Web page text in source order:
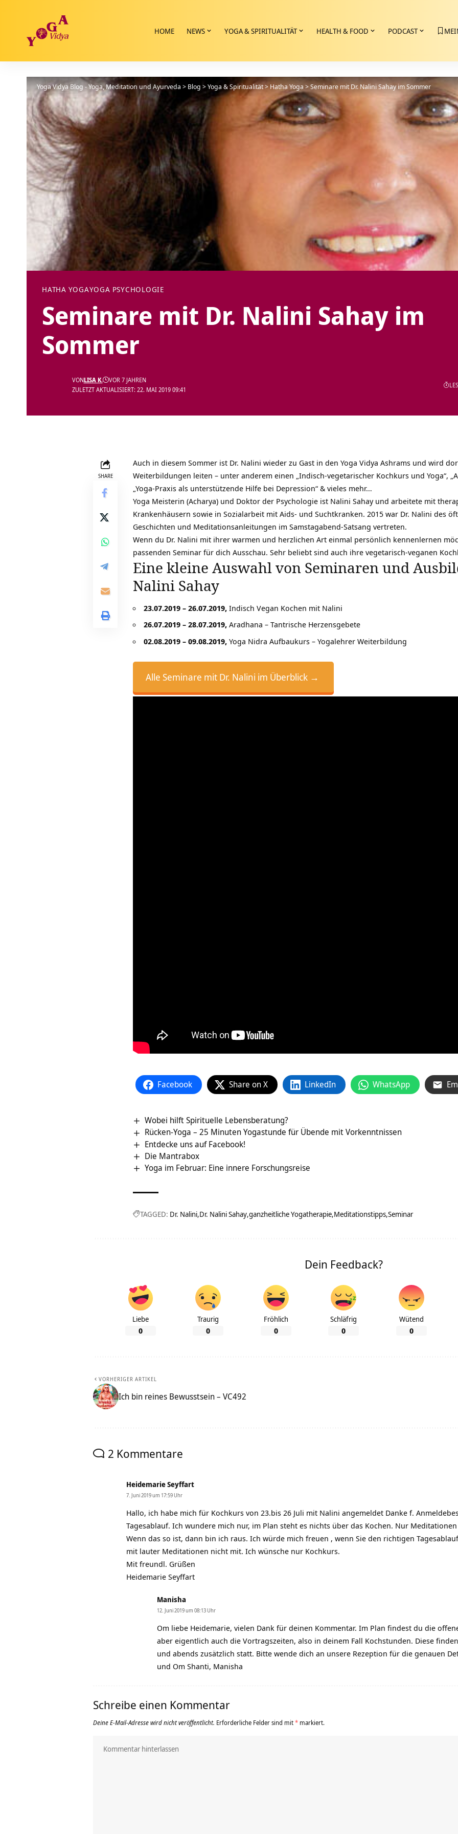
HOME NEWS YOGA & SPIRITUALITÄT HEALTH & FOOD PODCAST
Yoga Vidya Blog - Yoga, Meditation und Ayurveda > Blog >Yoga & Spiritualität>Hatha Yoga >Seminare mit Dr. Nalini Sahay im Sommer
HATHA YOGAYOGA PSYCHOLOGIE
Seminare mit Dr. Nalini Sahay im
Sommer
ZULETZT AKTUALISIERT: 22. MAI 2019 09:41
VONLISA K. VOR 7 JAHREN
SHARE
Auch in diesem Sommer ist Dr. Nalini wieder zu Gast in den Yoga Vidya Ashrams und wird
Weiterbildungen leiten – unter anderem einen „Indisch-vegetarischer Kochkurs und Yoga“,
„Yoga-Praxis als unterstützende Hilfe bei Depression“ & vieles mehr…
Yoga Meisterin (Acharya) und Doktor der Psychologie ist Nalini Sahay und arbeitete mit
Krankenhäusern sowie in Sozialarbeit mit Aids- und Suchtkranken. 2015 war Dr. Nalini des
Geschichten und Meditationsanleitungen im Samstagabend-Satsang vertreten.
Wenn du Dr. Nalini mit ihrer warmen und herzlichen Art einmal persönlich kennenlernen
passenden Seminar für dich Ausschau. Sehr beliebt sind auch ihre vegetarisch-veganen
Eine kleine Auswahl von Seminaren und
Nalini Sahay
23.07.2019 – 26.07.2019, Indisch Vegan Kochen mit Nalini
26.07.2019 – 28.07.2019, Aradhana – Tantrische Herzensgebete
02.08.2019 – 09.08.2019, Yoga Nidra Aufbaukurs – Yogalehrer Weiterbildung
Alle Seminare mit Dr. Nalini im Überblick →
Facebook Share on X LinkedIn WhatsApp
Wobei hilft Spirituelle Lebensberatung?
Rücken-Yoga – 25 Minuten Yogastunde für Übende mit Vorkenntnissen
Entdecke uns auf Facebook!
Die Mantrabox
Yoga im Februar: Eine innere Forschungsreise
TAGGED: Dr. Nalini Dr. Nalini Sahay ganzheitliche Yogatherapie Meditationstipps Seminar
Dein Feedback?
Liebe
0
Traurig
0
Fröhlich
0
Schläfrig
0
Wütend
0
VORHERIGER ARTIKEL
Ich bin reines Bewusstsein – VC492
2 Kommentare
Heidemarie Seyffart
7. Juni 2019 um 17:59 Uhr
Hallo, ich habe mich für Kochkurs von 23.bis 26 Juli mit Nalini angemeldet Danke f.
Tagesablauf. Ich wundere mich nur, im Plan steht es nichts über das Kochen. Nur
Wenn das so ist, dann bin ich raus. Ich würde mich freuen , wenn Sie den richtigen
mit lauter Meditationen nicht mit. Ich wünsche nur Kochkurs.
Mit freundl. Grüßen
Heidemarie Seyffart
Manisha
12. Juni 2019 um 08:13 Uhr
Om liebe Heidemarie, vielen Dank für deinen Kommentar. Im Plan findest du die
aber eigentlich auch die Vortragszeiten, also in deinem Fall Kochstunden. Diese
und abends zusätzlich statt. Bitte wende dich an unsere Rezeption für die genauen
und Om Shanti, Manisha
Schreibe einen Kommentar
Deine E-Mail-Adresse wird nicht veröffentlicht. Erforderliche Felder sind mit* markiert.